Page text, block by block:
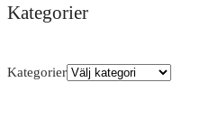
Kategorier
Kategorier